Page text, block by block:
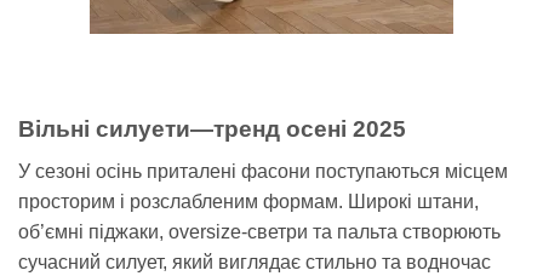
Вільні силуети—тренд осені 2025
У сезоні осінь приталені фасони поступаються місцем
просторим і розслабленим формам. Широкі штани,
об’ємні піджаки, oversize-светри та пальта створюють
сучасний силует, який виглядає стильно та водночас